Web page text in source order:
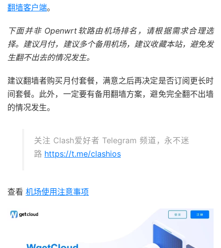
翻墙客户端。
下面并非 Openwrt软路由机场排名，请根据需求合理选
择。建议月付，建议多个备用机场，建议收藏本站，避免发
生翻不出去的情况发生。
建议翻墙者购买月付套餐，满意之后再决定是否订阅更长时
间套餐。此外，一定要有备用翻墙方案，避免完全翻不出墙
的情况发生。
关注 Clash爱好者 Telegram 频道，永不迷
路 https://t.me/clashios
查看 机场使用注意事项